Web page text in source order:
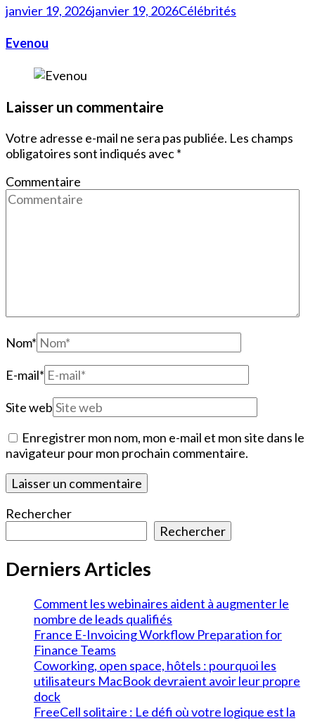
janvier 19, 2026janvier 19, 2026Célébrités
Evenou
Laisser un commentaire
Votre adresse e-mail ne sera pas publiée. Les champs
obligatoires sont indiqués avec*
Commentaire
Nom*
E-mail*
Site web
Enregistrer mon nom, mon e-mail et mon site dans le
navigateur pour mon prochain commentaire.
Rechercher
Rechercher
Derniers Articles
Comment les webinaires aident à augmenter le
nombre de leads qualifiés
France E-Invoicing Workflow Preparation for
Finance Teams
Coworking, open space, hôtels : pourquoi les
utilisateurs MacBook devraient avoir leur propre
dock
FreeCell solitaire : Le défi où votre logique est la